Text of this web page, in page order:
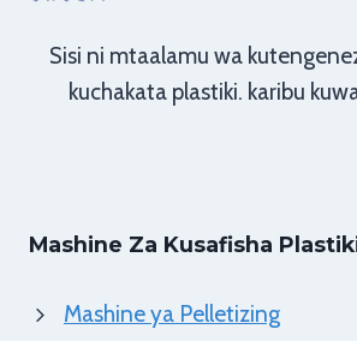
Sisi ni mtaalamu wa
kuchakata plastiki. karibu
Mashine Za Kusafisha
Mashine ya Pelletizing